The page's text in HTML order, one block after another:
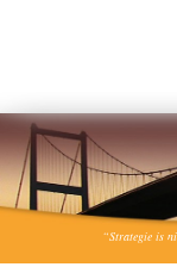
“Strategie is